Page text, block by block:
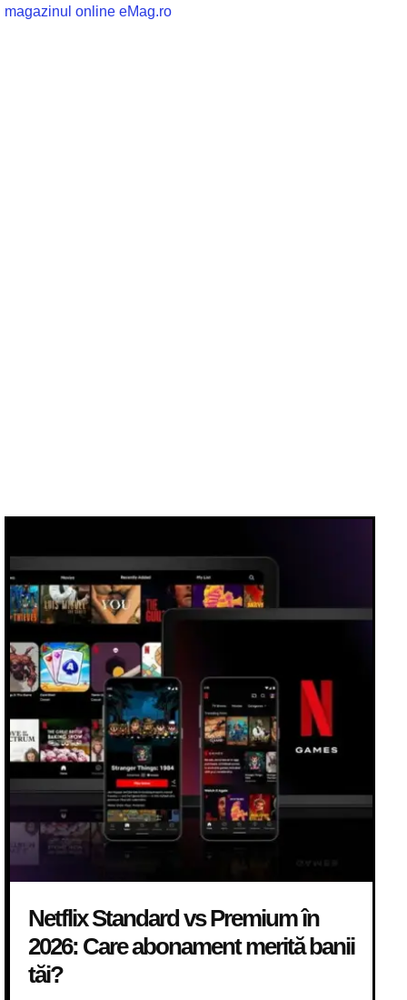
magazinul online eMag.ro
Netflix Standard vs Premium în
2026: Care abonament merită banii
tăi?